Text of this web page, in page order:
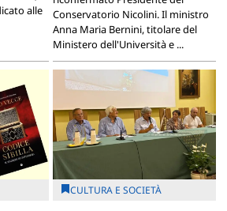
alle
Conservatorio Nicolini. Il ministro
Anna Maria Bernini, titolare del
Ministero dell'Università e ...
CULTURA E SOCIETÀ